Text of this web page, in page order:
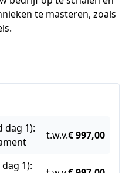
te masteren, zoals
dag 1):
t.w.v.€ 997,00
1):